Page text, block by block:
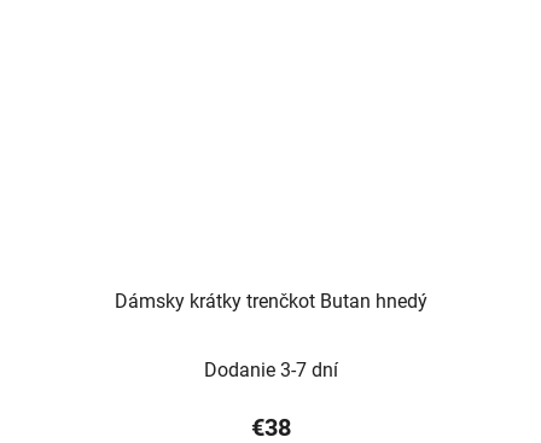
Dámsky krátky trenčkot Butan hnedý
Dodanie 3-7 dní
€38